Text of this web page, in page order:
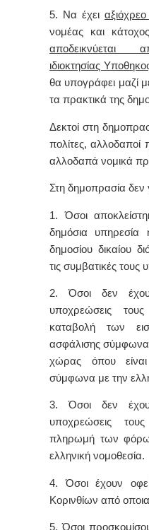
5. Να έχει
νομέας και
αποδεικνύεται
ιδιοκτησίας
θα υπoγράφει μαζί
τα πρακτικά της
Δεκτοί στη
πολίτες, αλλοδαποί
αλλοδαπά νομικά
Στη δημοπρασία δεν
1. Όσοι
δημόσια
δημοσίου δικαίου
τις συμβατικές τους
2. Όσοι δεν
υποχρεώσεις
καταβολή των
ασφάλισης σύμφωνα
χώρας όπου είναι
σύμφωνα με την
3. Όσοι δεν
υποχρεώσεις
πληρωμή των
ελληνική νομοθεσία.
4. Όσοι έχουν
Κορινθίων από
5. Όσοι